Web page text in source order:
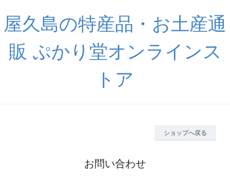
屋久島の特産品・お土産通
販 ぷかり堂オンラインス
トア
ショップへ戻る
お問い合わせ